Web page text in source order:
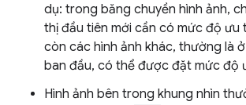
dụ: trong băng chuyền hình ảnh,
thị đầu tiên mới cần có mức độ ưu
còn các hình ảnh khác, thường là
ban đầu, có thể được đặt mức độ
Hình ảnh bên trong khung nhìn